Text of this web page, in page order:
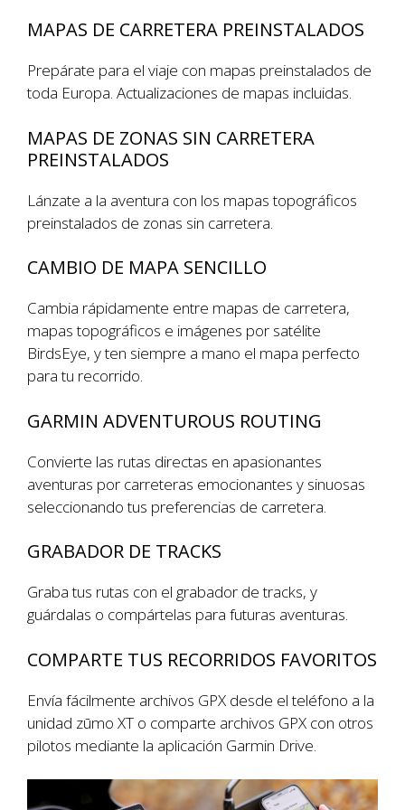
MAPAS DE CARRETERA PREINSTALADOS
Prepárate para el viaje con mapas preinstalados de
toda Europa. Actualizaciones de mapas incluidas.
MAPAS DE ZONAS SIN CARRETERA
PREINSTALADOS
Lánzate a la aventura con los mapas topográficos
preinstalados de zonas sin carretera.
CAMBIO DE MAPA SENCILLO
Cambia rápidamente entre mapas de carretera,
mapas topográficos e imágenes por satélite
BirdsEye, y ten siempre a mano el mapa perfecto
para tu recorrido.
GARMIN ADVENTUROUS ROUTING
Convierte las rutas directas en apasionantes
aventuras por carreteras emocionantes y sinuosas
seleccionando tus preferencias de carretera.
GRABADOR DE TRACKS
Graba tus rutas con el grabador de tracks, y
guárdalas o compártelas para futuras aventuras.
COMPARTE TUS RECORRIDOS FAVORITOS
Envía fácilmente archivos GPX desde el teléfono a la
unidad zūmo XT o comparte archivos GPX con otros
pilotos mediante la aplicación Garmin Drive.